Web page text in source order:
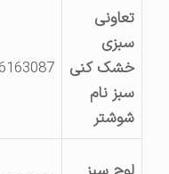
تعاونی
سبزی
خشک کنی
سبز نام
شوشتر
9166163087